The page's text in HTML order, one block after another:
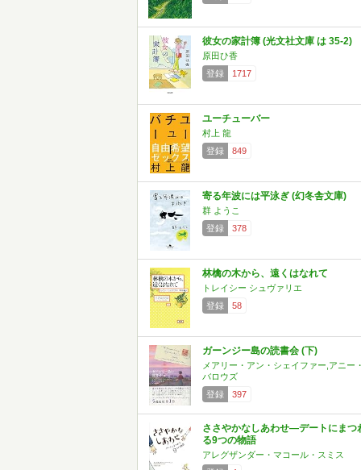
彼女の家計簿 (光文社文庫 は 35-2)
原田ひ香
登録
1717
ユーチューバー
村上 龍
登録
849
寄る年波には平泳ぎ (幻冬舎文庫)
群 ようこ
登録
378
林檎の木から、遠くはなれて
トレイシー シュヴァリエ
登録
58
ガーンジー島の読書会 (下)
メアリー・アン・シェイファー,アニー
バロウズ
登録
397
ささやかなしあわせ―デートにまつ
る9つの物語
アレグザンダー・マコール・スミス